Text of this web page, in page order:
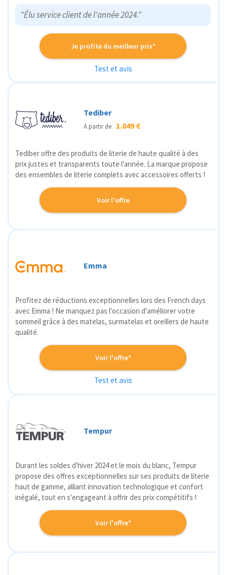
"Élu service client de l'année 2024."
Je profite du meilleur prix*
Test et avis
Tediber
À partir de 1.049 €
Tediber offre des produits de literie de haute qualité à des
prix justes et transparents toute l'année. La marque propose
des ensembles de literie complets avec accessoires offerts !
Voir l'offre
Emma
Profitez de réductions exceptionnelles lors des French days
avec Emma ! Ne manquez pas l'occasion d'améliorer votre
sommeil grâce à des matelas, surmatelas et oreillers de haute
qualité.
Voir l'offre*
Test et avis
Tempur
Durant les soldes d'hiver 2024 et le mois du blanc, Tempur
propose des offres exceptionnelles sur ses produits de literie
haut de gamme, alliant innovation technologique et confort
inégalé, tout en s'engageant à offrir des prix compétitifs !
Voir l'offre*